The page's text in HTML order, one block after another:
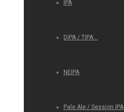
IPA
DIPA / TIPA…
NEIPA
Pale Ale / Session IPA